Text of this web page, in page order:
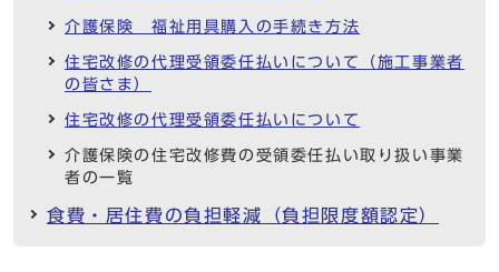
介護保険 福祉用具購入の手続き方法
住宅改修の代理受領委任払いについて（施工事業者
の皆さま）
住宅改修の代理受領委任払いについて
介護保険の住宅改修費の受領委任払い取り扱い事業
者の一覧
食費・居住費の負担軽減（負担限度額認定）